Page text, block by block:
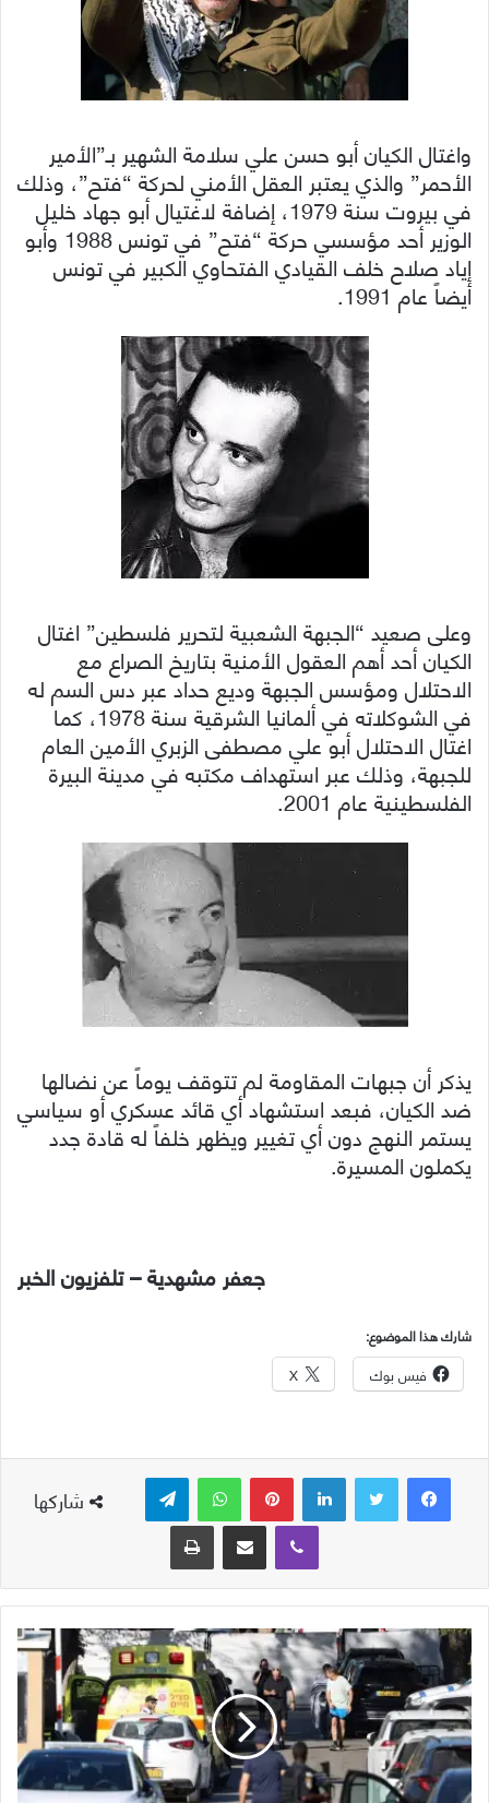
واغتال الكيان أبو حسن علي سلامة الشهير بـ”الأمير
الأحمر” والذي يعتبر العقل الأمني لحركة “فتح”، وذلك
في بيروت سنة 1979، إضافة لاغتيال أبو جهاد خليل
الوزير أحد مؤسسي حركة “فتح” في تونس 1988 وأبو
إياد صلاح خلف القيادي الفتحاوي الكبير في تونس
أيضاً عام 1991.
وعلى صعيد “الجبهة الشعبية لتحرير فلسطين” اغتال
الكيان أحد أهم العقول الأمنية بتاريخ الصراع مع
الاحتلال ومؤسس الجبهة وديع حداد عبر دس السم له
في الشوكلاته في ألمانيا الشرقية سنة 1978، كما
اغتال الاحتلال أبو علي مصطفى الزبري الأمين العام
للجبهة، وذلك عبر استهداف مكتبه في مدينة البيرة
الفلسطينية عام 2001.
يذكر أن جبهات المقاومة لم تتوقف يوماً عن نضالها
ضد الكيان، فبعد استشهاد أي قائد عسكري أو سياسي
يستمر النهج دون أي تغيير ويظهر خلفاً له قادة جدد
يكملون المسيرة.
جعفر مشهدية – تلفزيون الخبر
شارك هذا الموضوع:
فيس بوك X
شاركها
لينكدإن بينتيريست واتساب
ڤايبر
مشاركة عبر البريد طباعة